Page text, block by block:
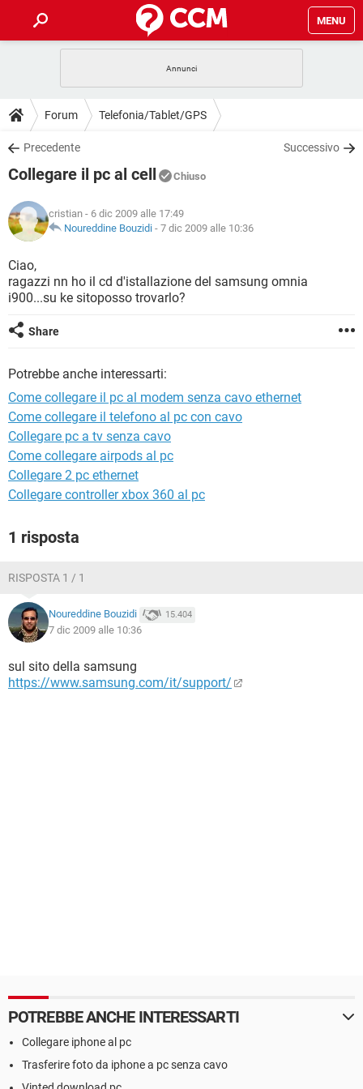
MENU
INTRATTENIMENTO ANDROID
iOS
INSTAGRAM WHATSAPP
TIKTOK
HARDWARE
GUIDE
COVID-19 GAMING
INSTAGRAM
TIKTOK
HARDWARE
DOWNLOAD
COVID-19 GAMING
INTRATTENIMENTO
iOS WINDOWS 10
INSTAGRAM
TIKTOK FACEBOOK
FORUM
COVID-19
INTRATTENIMENTO
iOS
INSTAGRAM
TIKTOK
GLOSSARIO
COVID-19
INTRATTENIMENTO ANDROID
INSTAGRAM
TIKTOK
HARDWARE
Forum Telefonia/Tablet/GPS
Precedente Successivo
Collegare il pc al cell Chiuso
cristian - 6 dic 2009 alle 17:49
Noureddine Bouzidi - 7 dic 2009 alle 10:36
Ciao,
ragazzi nn ho il cd d'istallazione del samsung omnia
i900...su ke sitoposso trovarlo?
Share
Potrebbe anche interessarti:
Come collegare il pc al modem senza cavo ethernet
Come collegare il telefono al pc con cavo
Collegare pc a tv senza cavo
Come collegare airpods al pc
Collegare 2 pc ethernet
Collegare controller xbox 360 al pc
1 risposta
RISPOSTA 1 / 1
Noureddine Bouzidi 15.404
7 dic 2009 alle 10:36
sul sito della samsung
https://www.samsung.com/it/support/
POTREBBE ANCHE INTERESSARTI
Collegare iphone al pc
Trasferire foto da iphone a pc senza cavo